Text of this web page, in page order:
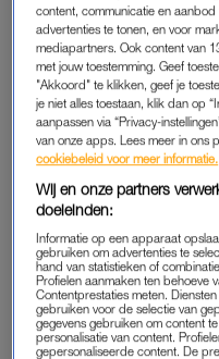
geboortedorp woont. Op
buitenbeentje. Ze kreeg
leeftijdsgenoten te
kast. “Dat heeft me wel
Agent Rachel (26) kreeg
Louanne wist dat ze juist
goede agent kon worden.
helemaal lekker met haar.
voor een test, en haar
helemaal bij is. Louanne
kan concentreren door
content, communicatie en
advertenties te tonen, en voor
mediapartners. Ook content van
met jouw toestemming. Geef
"Akkoord" te klikken, geef je
je niet alles toestaan, klik dan op
aanpassen via “Privacy-
van onze apps. Lees meer in ons
cookiebeleid voor meer informatie.
Wij en onze partners
doeleinden:
Informatie op een apparaat
gebruiken om advertenties te
hand van statistieken of
Profielen aanmaken ten behoeve
Contentprestaties meten.
gebruiken voor de selectie van
gegevens gebruiken om content
personalisatie van content.
gepersonaliseerde content. De